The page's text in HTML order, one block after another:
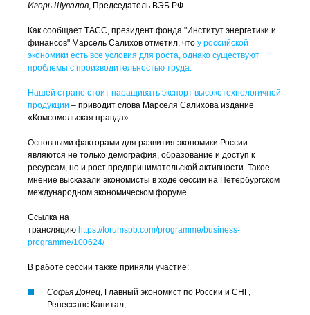
Игорь Шувалов, Председатель ВЭБ.РФ.
Как сообщает ТАСС, президент фонда "Институт энергетики и
финансов" Марсель Салихов отметил, что у российской
экономики есть все условия для роста, однако существуют
проблемы с производительностью труда.
Нашей стране стоит наращивать экспорт высокотехнологичной
продукции – приводит слова Марселя Салихова издание
«Комсомольская правда».
Основными факторами для развития экономики России
являются не только демография, образование и доступ к
ресурсам, но и рост предпринимательской активности. Такое
мнение высказали экономисты в ходе сессии на Петербургском
международном экономическом форуме.
Ссылка на
трансляцию https://forumspb.com/programme/business-
programme/100624/
В работе сессии также приняли участие:
Софья Донец, Главный экономист по России и СНГ,
Ренессанс Капитал;